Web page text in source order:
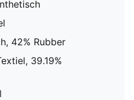
42% Rubber
39.19%